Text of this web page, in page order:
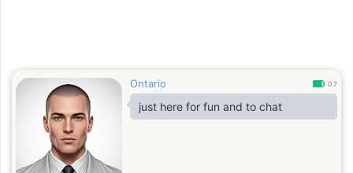
Ontario 0.7
just here for fun and to chat